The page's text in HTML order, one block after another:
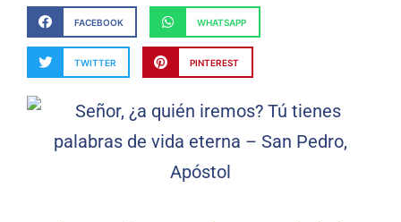
FACEBOOK WHATSAPP
TWITTER PINTEREST